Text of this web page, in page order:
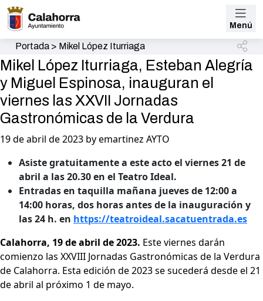
Menú
Portada> Mikel López Iturriaga
Mikel López Iturriaga, Esteban Alegría
y Miguel Espinosa, inauguran el
viernes las XXVII Jornadas
Gastronómicas de la Verdura
19 de abril de 2023 by emartinez AYTO
Asiste gratuitamente a este acto el viernes 21 de
abril a las 20.30 en el Teatro Ideal.
Entradas en taquilla mañana jueves de 12:00 a
14:00 horas, dos horas antes de la inauguración y
las 24 h. en https://teatroideal.sacatuentrada.es
Calahorra, 19 de abril de 2023. Este viernes darán
comienzo las XXVIII Jornadas Gastronómicas de la Verdura
de Calahorra. Esta edición de 2023 se sucederá desde el 21
de abril al próximo 1 de mayo.